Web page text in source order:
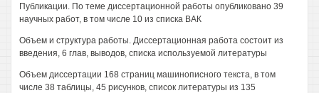
Публикации. По теме диссертационной работы опубликовано 39
научных работ, в том числе 10 из списка ВАК
Объем и структура работы. Диссертационная работа состоит из
введения, 6 глав, выводов, списка используемой литературы
Объем диссертации 168 страниц машинописного текста, в том
числе 38 таблицы, 45 рисунков, список литературы из 135